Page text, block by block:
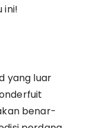
ini!
yang luar
benar-